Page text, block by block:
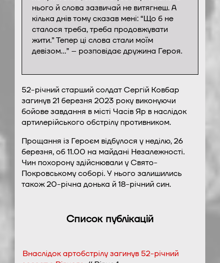
нього й слова зазвичай не витягнеш. А
кілька днів тому сказав мені: “Що б не
сталося треба, треба продовжувати
жити.” Тепер ці слова стали моїм
девізом…” – розповідає дружина Героя.
52-річний старший солдат Сергій Ковбар
загинув 21 березня 2023 року виконуючи
бойове завдання в місті Часів Яр в наслідок
артилерійського обстрілу противником.
Прощання із Героєм відбулося у неділю, 26
березня, об 11.00 на майдані Незалежності.
Чин похорону здійснювали у Свято-
Покровському соборі. У нього залишились
також 20-річна донька й 18-річний син.
Список публікацій
Внаслідок артобстрілу загинув 52-річний